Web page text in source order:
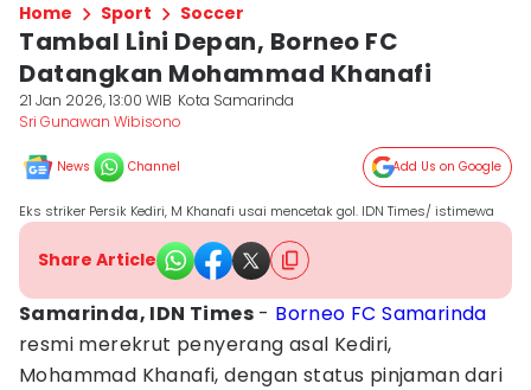
Home Sport Soccer
Tambal Lini Depan, Borneo FC
Datangkan Mohammad Khanafi
21 Jan 2026, 13:00 WIB Kota Samarinda
Sri Gunawan Wibisono
News Channel Add Us on Google
Eks striker Persik Kediri, M Khanafi usai mencetak gol. IDN Times/ istimewa
Share Article
Samarinda, IDN Times - Borneo FC Samarinda
resmi merekrut penyerang asal Kediri,
Mohammad Khanafi, dengan status pinjaman dari